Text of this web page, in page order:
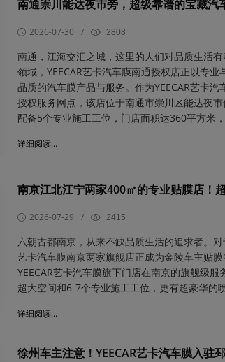
南通崇川能达夜市旁，超级靠谱的宝藏汽
2026-07-30 / 2808
南通，江海交汇之城，这里的人们对品质生活
领域，YEECAR艺卡汽车膜南通授权店正以专
品质的汽车膜产品与服务。作为YEECAR艺卡
授权服务网点，该店位于南通市崇川区能达夜
配备5个专业施工工位，门店面积达360平方米，
详细阅读...
南京江北江宁两家400㎡的专业贴膜店！
2026-07-29 / 2415
六朝古都南京，从来不缺品质生活的追求者。对
艺卡汽车膜南京两家旗舰店正成为金陵车主贴
YEECAR艺卡汽车膜旗下门店在南京的旗舰级
超大空间和6-7个专业施工工位，更有超豪华的
详细阅读...
徐州车主注意！YEECAR艺卡汽车膜入驻